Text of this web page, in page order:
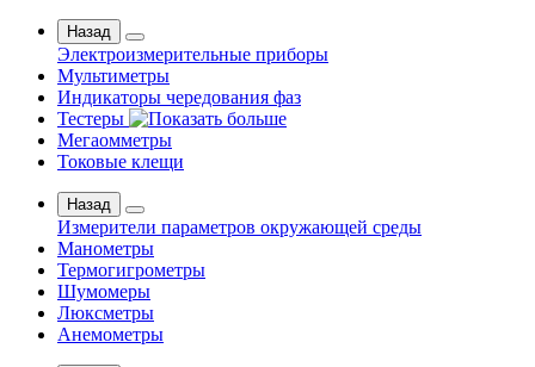
Назад
Электроизмерительные приборы
Мультиметры
Индикаторы чередования фаз
Тестеры
Мегаомметры
Токовые клещи
Назад
Измерители параметров окружающей среды
Манометры
Термогигрометры
Шумомеры
Люксметры
Анемометры